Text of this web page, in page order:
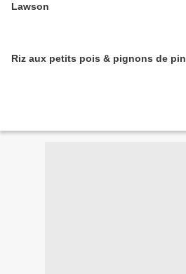
Lawson
Riz aux petits pois & pignons de pin